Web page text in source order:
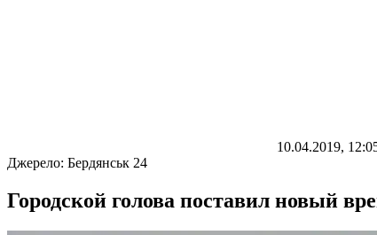
10.04.2019,
Джерело: Бердянськ 24
Городской голова поставил новый